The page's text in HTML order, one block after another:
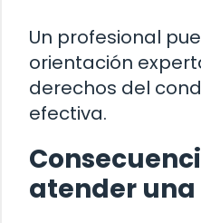
Un profesional
orientación
derechos del
efectiva.
atender